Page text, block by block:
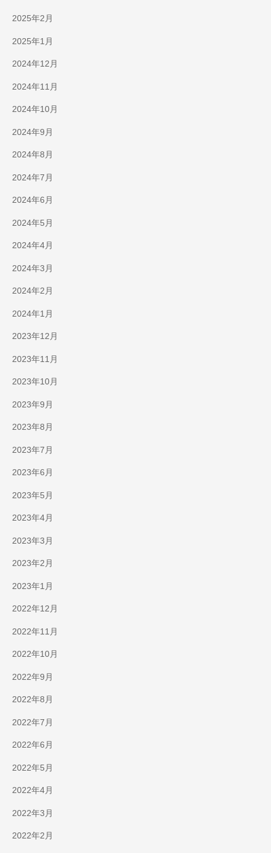
2025年2月
2025年1月
2024年12月
2024年11月
2024年10月
2024年9月
2024年8月
2024年7月
2024年6月
2024年5月
2024年4月
2024年3月
2024年2月
2024年1月
2023年12月
2023年11月
2023年10月
2023年9月
2023年8月
2023年7月
2023年6月
2023年5月
2023年4月
2023年3月
2023年2月
2023年1月
2022年12月
2022年11月
2022年10月
2022年9月
2022年8月
2022年7月
2022年6月
2022年5月
2022年4月
2022年3月
2022年2月